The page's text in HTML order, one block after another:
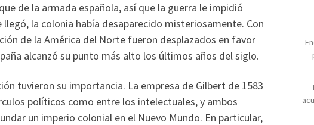
de la armada española, así que la guerra le impidió
la colonia había desaparecido misteriosamente. Con
de la América del Norte fueron desplazados en favor
alcanzó su punto más alto los últimos años del siglo.
tuvieron su importancia. La empresa de Gilbert de 1583
políticos como entre los intelectuales, y ambos
un imperio colonial en el Nuevo Mundo. En particular,